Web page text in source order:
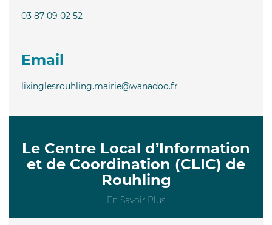
03 87 09 02 52
Email
lixinglesrouhling.mairie@wanadoo.fr
Le Centre Local d’Information
et de Coordination (CLIC) de
Rouhling
En Savoir Plus